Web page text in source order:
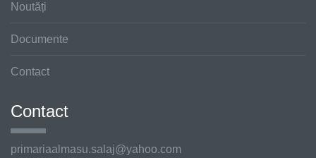
Noutăți
Documente
Contact
Contact
primariaalmasu.salaj@yahoo.com